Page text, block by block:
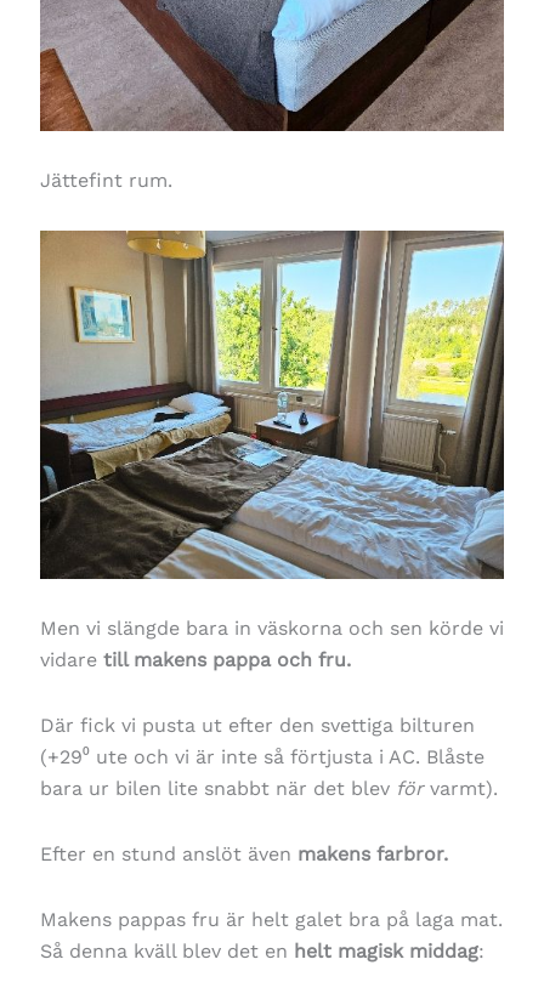
Jättefint rum.
Men vi slängde bara in väskorna och sen körde vi
vidare till makens pappa och fru.
Där fick vi pusta ut efter den svettiga bilturen
(+29⁰ ute och vi är inte så förtjusta i AC. Blåste
bara ur bilen lite snabbt när det blev förvarmt).
Efter en stund anslöt även makens farbror.
Makens pappas fru är helt galet bra på laga mat.
Så denna kväll blev det en helt magisk middag: